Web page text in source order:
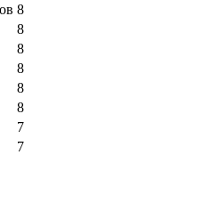
8
8
8
8
8
8
7
7